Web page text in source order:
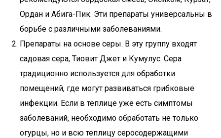
Ордан и Абига-Пик. Эти препараты универсальны в
борьбе с различными заболеваниями.
Препараты на основе серы. В эту группу входят
садовая сера, Тиовит Джет и Кумулус. Сера
традиционно используется для обработки
помещений, где могут развиваться грибковые
инфекции. Если в теплице уже есть симптомы
заболеваний, необходимо обработать не только
огурцы, но и всю теплицу серосодержащими